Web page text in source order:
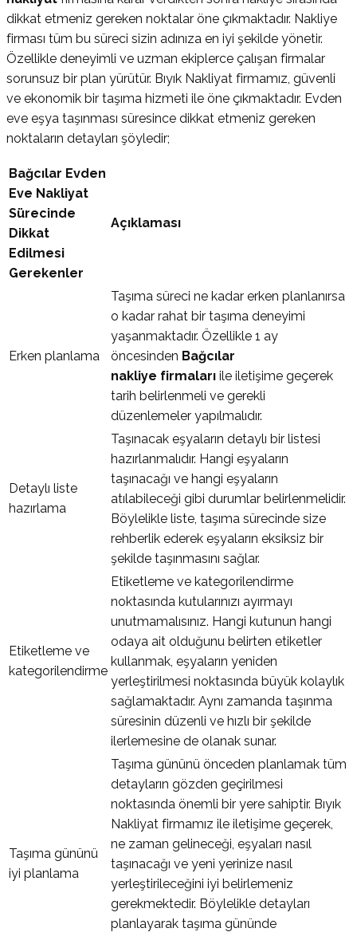
dikkat etmeniz gereken noktalar öne çıkmaktadır. Nakliye
firması tüm bu süreci sizin adınıza en iyi şekilde yönetir.
Özellikle deneyimli ve uzman ekiplerce çalışan firmalar
sorunsuz bir plan yürütür. Bıyık Nakliyat firmamız, güvenli
ve ekonomik bir taşıma hizmeti ile öne çıkmaktadır. Evden
eve eşya taşınması süresince dikkat etmeniz gereken
noktaların detayları şöyledir;
Bağcılar Evden
Eve Nakliyat
Sürecinde
Dikkat
Edilmesi
Gerekenler
Açıklaması
Erken planlama
Taşıma süreci ne kadar erken planlanırsa
o kadar rahat bir taşıma deneyimi
yaşanmaktadır. Özellikle 1 ay
öncesinden Bağcılar
nakliye firmaları ile iletişime geçerek
tarih belirlenmeli ve gerekli
düzenlemeler yapılmalıdır.
Detaylı liste
hazırlama
Taşınacak eşyaların detaylı bir listesi
hazırlanmalıdır. Hangi eşyaların
taşınacağı ve hangi eşyaların
atılabileceği gibi durumlar belirlenmelidir.
Böylelikle liste, taşıma sürecinde size
rehberlik ederek eşyaların eksiksiz bir
şekilde taşınmasını sağlar.
Etiketleme ve
kategorilendirme
Etiketleme ve kategorilendirme
noktasında kutularınızı ayırmayı
unutmamalısınız. Hangi kutunun hangi
odaya ait olduğunu belirten etiketler
kullanmak, eşyaların yeniden
yerleştirilmesi noktasında büyük kolaylık
sağlamaktadır. Aynı zamanda taşınma
süresinin düzenli ve hızlı bir şekilde
ilerlemesine de olanak sunar.
Taşıma gününü
iyi planlama
Taşıma gününü önceden planlamak tüm
detayların gözden geçirilmesi
noktasında önemli bir yere sahiptir. Bıyık
Nakliyat firmamız ile iletişime geçerek,
ne zaman gelineceği, eşyaları nasıl
taşınacağı ve yeni yerinize nasıl
yerleştirileceğini iyi belirlemeniz
gerekmektedir. Böylelikle detayları
planlayarak taşıma gününde